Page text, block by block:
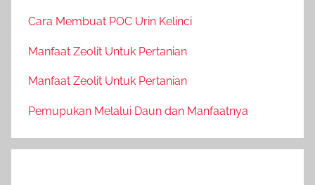
Cara Membuat POC Urin Kelinci
Manfaat Zeolit Untuk Pertanian
Manfaat Zeolit Untuk Pertanian
Pemupukan Melalui Daun dan Manfaatnya